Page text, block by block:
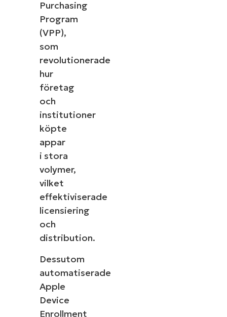
Purchasing
Program
(VPP),
som
revolutionerade
hur
företag
och
institutioner
köpte
appar
i stora
volymer,
vilket
effektiviserade
licensiering
och
distribution.
Dessutom
automatiserade
Apple
Device
Enrollment